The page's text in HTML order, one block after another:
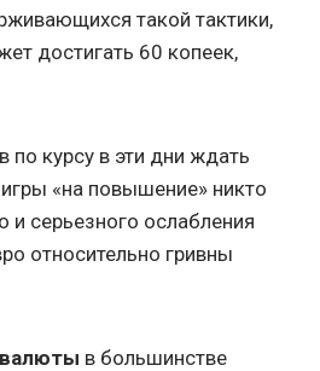
такой тактики,
достигать 60 копеек,
курсу в эти дни ждать
«на повышение» никто
и серьезного ослабления
относительно гривны
в большинстве